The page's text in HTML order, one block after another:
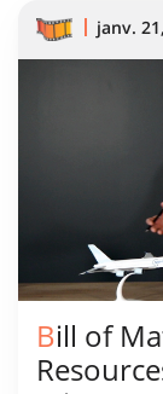
janv.
Bill of Materials vs Bill of